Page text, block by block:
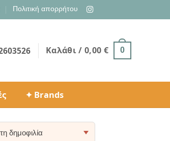
Πολιτική απορρήτου
Καλάθι / 0,00 € 0
✦ Brands